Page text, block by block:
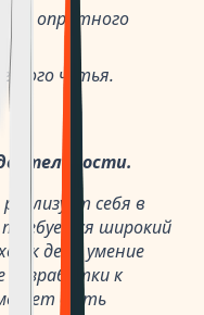
и опрятного
чутья.
себя в
широкий
к делу, умение
к
быть